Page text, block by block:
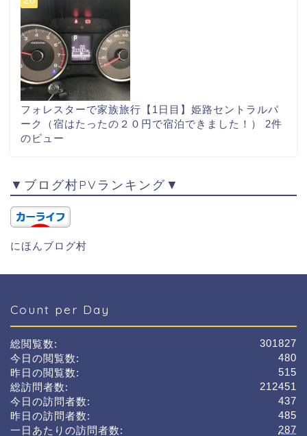
フォレスターで家族旅行【1日目】姫路セントラルパ
ーク（宿はたったの２０円で宿泊できました！） 2件
のビュー
▼ブログ村PVランキング▼
にほんブログ村
Count per Day
301827
総閲覧数:
480
今日の閲覧数:
515
昨日の閲覧数:
212451
総訪問者数:
437
今日の訪問者数:
485
昨日の訪問者数:
287
一日あたりの訪問者数: